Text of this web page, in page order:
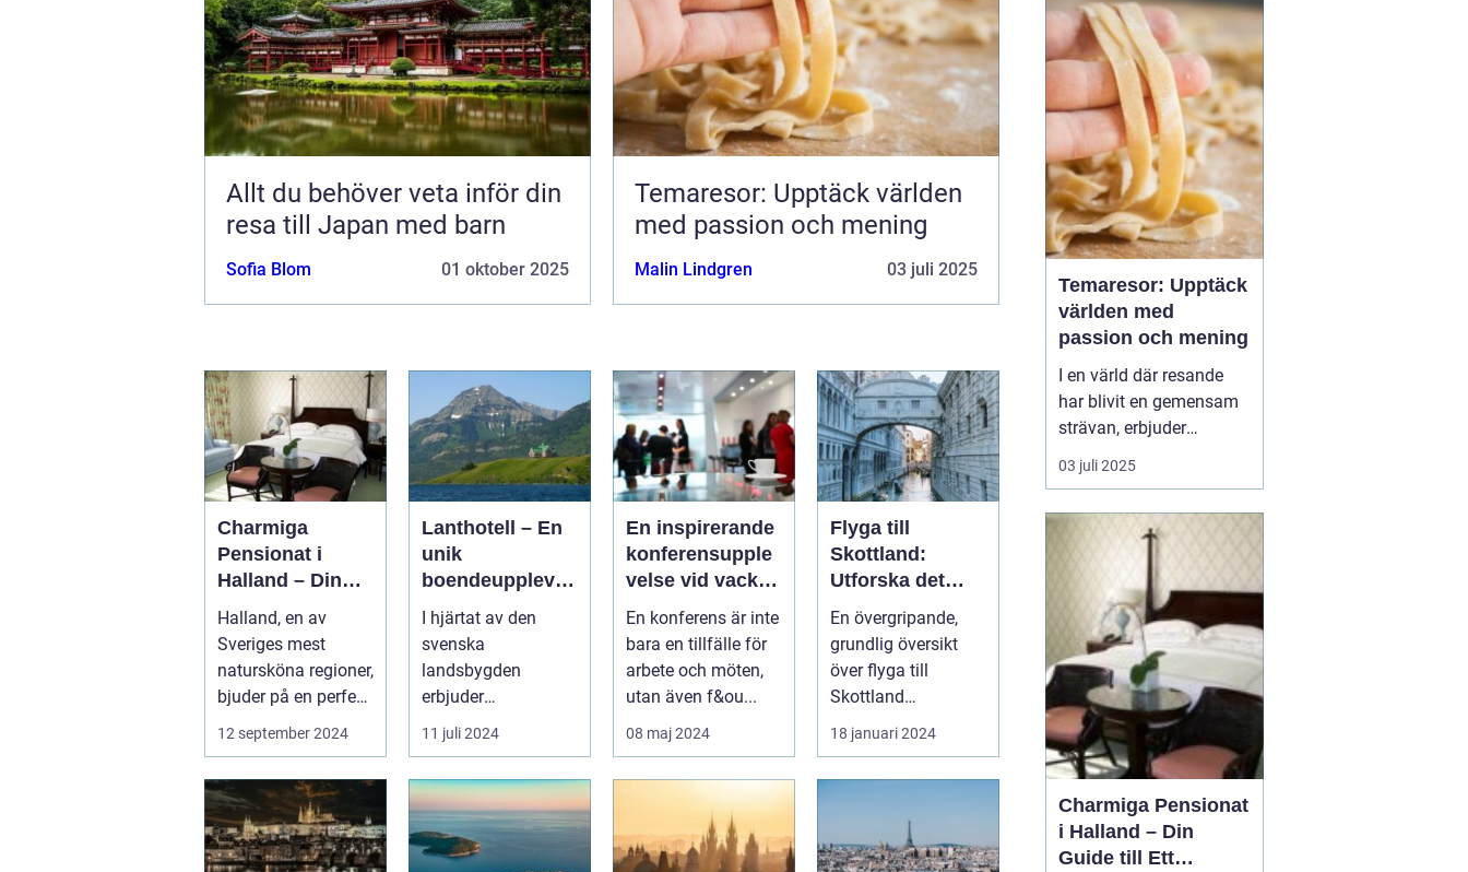
Allt du behöver veta inför din
resa till Japan med barn
Sofia Blom 01 oktober 2025
Temaresor: Upptäck världen
med passion och mening
Malin Lindgren 03 juli 2025
Charmiga
Pensionat i
Halland – Din
Guide till Ett
Bekymmersfritt
Getaway
Halland, en av
Sveriges mest
natursköna regioner,
bjuder på en perfekt
kombination av
12 september 2024
Lanthotell – En
unik
boendeupplevel
se i harmoni
med naturen
I hjärtat av den
svenska
landsbygden
erbjuder
lanthotellen en flykt
från vardagens
hektik...
11 juli 2024
En inspirerande
konferensupple
velse vid vackra
Tylösand
En konferens är inte
bara en tillfälle för
arbete och möten,
utan även f&ou...
08 maj 2024
Flyga till
Skottland:
Utforska det
vackra landet på
ännu enklast
sätt
En övergripande,
grundlig översikt
över flyga till
Skottland
18 januari 2024
Temaresor: Upptäck
världen med
passion och mening
I en värld där resande
har blivit en gemensam
strävan, erbjuder
temaresor en unik
möjlighet att fördjupa
och kulturella
upplevelser. Genom att
välja en resa baserad på
ett tema kan man upp...
03 juli 2025
Charmiga Pensionat
i Halland – Din
Guide till Ett